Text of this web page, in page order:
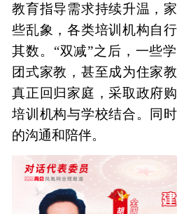
教育指导需求持续升温，
些乱象，各类培训机构自
其数。“双减”之后，一些
团式家教，甚至成为住家
真正回归家庭，采取政府
培训机构与学校结合。同
的沟通和陪伴。